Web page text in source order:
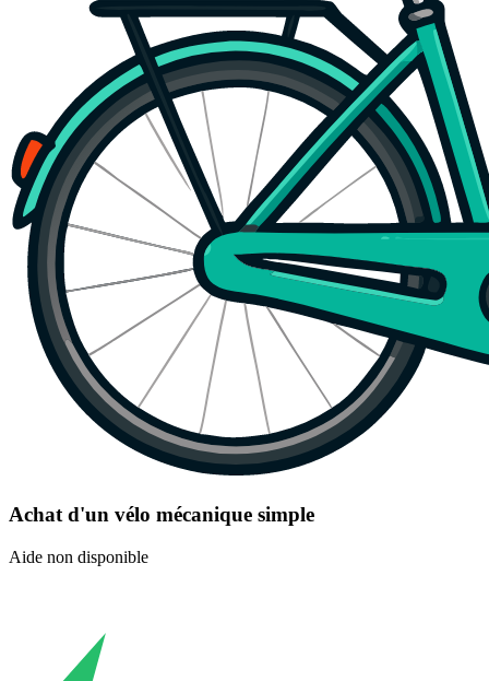
Achat d'un vélo mécanique simple
Aide non disponible